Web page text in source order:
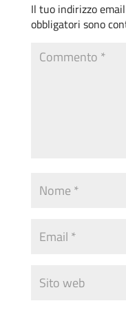
Il tuo indirizzo
obbligatori sono